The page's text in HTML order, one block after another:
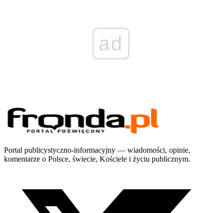
ad
Portal publicystyczno-informacyjny — wiadomości, opinie,
komentarze o Polsce, świecie, Kościele i życiu publicznym.